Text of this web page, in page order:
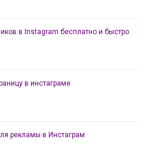
в Instagram бесплатно и быстро
в инстаграме
рекламы в Инстаграм